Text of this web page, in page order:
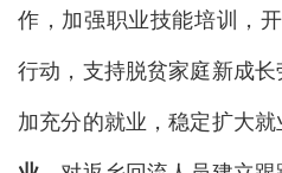
作，加强职业技能培训，
行动，支持脱贫家庭新成
加充分的就业，稳定扩大就